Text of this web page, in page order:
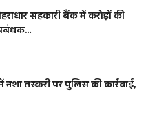
सहकारी बैंक में करोड़ों की
नशा तस्करी पर पुलिस की कार्रवाई,